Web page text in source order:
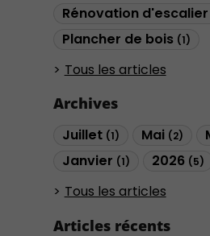
Plancher de bois (1)
Tous les articles
Archives
Juillet (1) Mai (2)
Janvier (1) 2026 (5)
Tous les articles
Articles récents